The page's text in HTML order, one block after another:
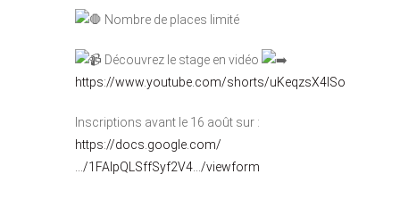
Nombre de places limité
Découvrez le stage en vidéo
https://www.youtube.com/shorts/uKeqzsX4lSo
Inscriptions avant le 16 août sur :
https://docs.google.com/
…/1FAIpQLSffSyf2V4…/viewform